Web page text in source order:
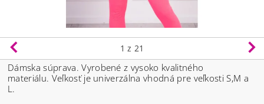
1 z 21
Dámska súprava. Vyrobené z vysoko kvalitného
materiálu. Veľkosť je univerzálna vhodná pre veľkosti S,M a
L.